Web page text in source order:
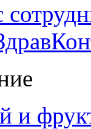
и